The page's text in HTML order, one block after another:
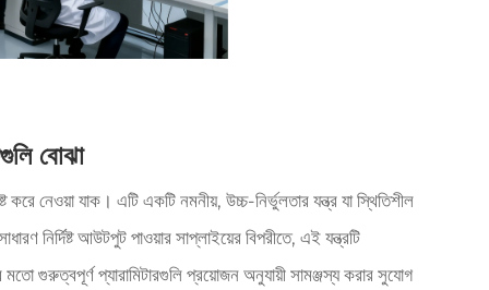
বোঝা
নেওয়া যাক। এটি একটি নমনীয়, উচ্চ-নির্ভুলতার যন্ত্র যা স্থিতিশীল
নির্দিষ্ট আউটপুট পাওয়ার সাপ্লাইয়ের বিপরীতে, এই যন্ত্রটি
গুরুত্বপূর্ণ প্যারামিটারগুলি প্রয়োজন অনুযায়ী সামঞ্জস্য করার সুযোগ